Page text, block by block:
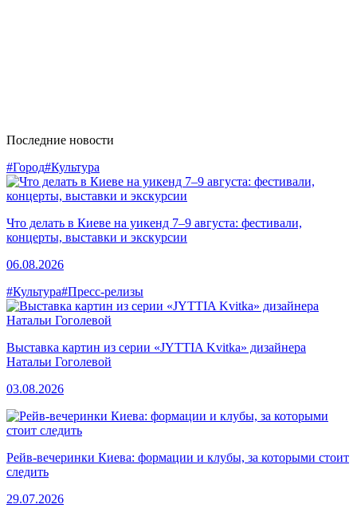
Последние новости
#Город#Культура
Что делать в Киеве на уикенд 7–9 августа: фестивали,
концерты, выставки и экскурсии
06.08.2026
#Культура#Пресс-релизы
Выставка картин из серии «JYTTIA Kvitka» дизайнера
Натальи Гоголевой
03.08.2026
Рейв-вечеринки Киева: формации и клубы, за которыми стоит
следить
29.07.2026